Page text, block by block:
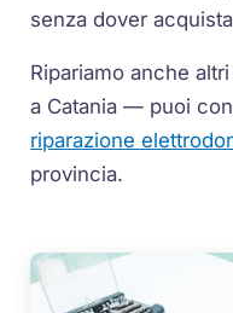
senza dover
Ripariamo anche
a Catania — puoi
riparazione
provincia.